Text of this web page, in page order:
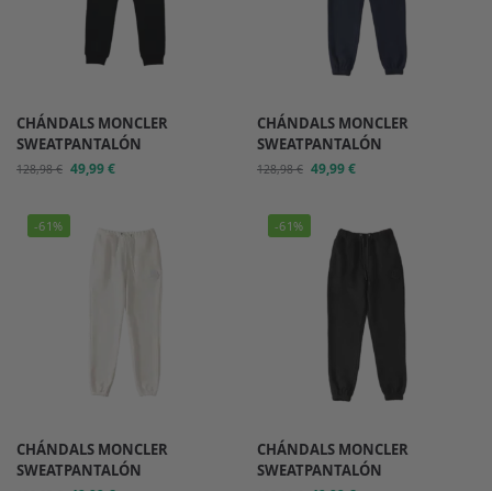
CHÁNDALS MONCLER
SWEATPANTALÓN
128,98€ 49,99€
CHÁNDALS MONCLER
SWEATPANTALÓN
128,98€ 49,99€
-61%
CHÁNDALS MONCLER
SWEATPANTALÓN
-61%
CHÁNDALS MONCLER
SWEATPANTALÓN